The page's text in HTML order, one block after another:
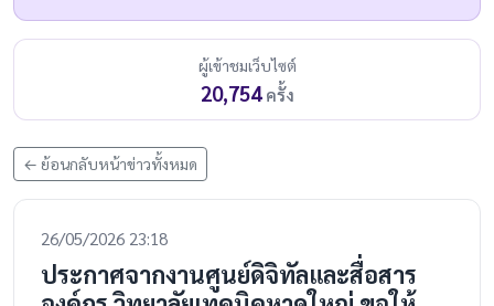
ผู้เข้าชมเว็บไซต์
20,754 ครั้ง
← ย้อนกลับหน้าข่าวทั้งหมด
26/05/2026 23:18
ประกาศจากงานศูนย์ดิจิทัลและสื่อสาร